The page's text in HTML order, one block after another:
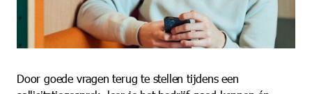
Door goede vragen terug te stellen tijdens een